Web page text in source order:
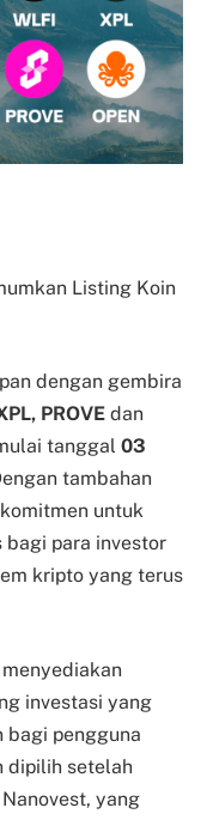
Listing Koin
dengan gembira
PROVE dan
tanggal 03
tambahan
untuk
bagi para investor
kripto yang terus
investasi yang
bagi pengguna
dipilih setelah
yang